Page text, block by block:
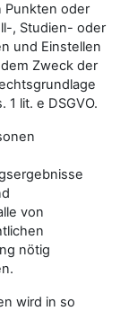
Punkten oder
, Studien- oder
und Einstellen
Zweck der
lit. e DSGVO.
von
nötig
wird in so